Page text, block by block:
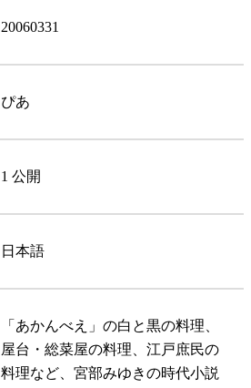
20060331
ぴあ
1 公開
日本語
「あかんべえ」の白と黒の料理、
屋台・総菜屋の料理、江戸庶民の
料理など、宮部みゆきの時代小説